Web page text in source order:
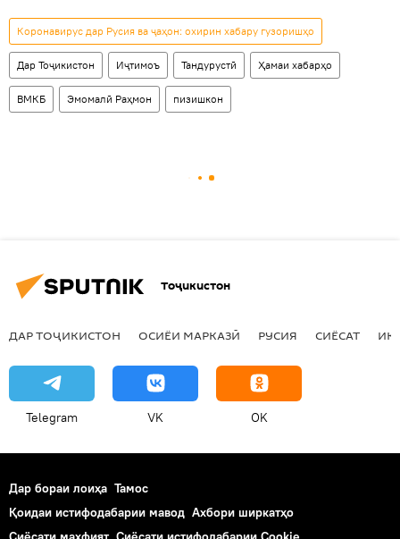
Коронавирус дар Русия ва ҷаҳон: охирин хабару гузоришҳо
Дар Тоҷикистон Иҷтимоъ Тандурустӣ Ҳамаи хабарҳо
ВМКБ Эмомалӣ Раҳмон пизишкон
Тоҷикистон
ДАР ТОҶИКИСТОН ОСИЁИ МАРКАЗӢ РУСИЯ СИЁСАТ
Telegram VK OK
Дар бораи лоиҳа Тамос
Қоидаи истифодабарии мавод Ахбори ширкатҳо